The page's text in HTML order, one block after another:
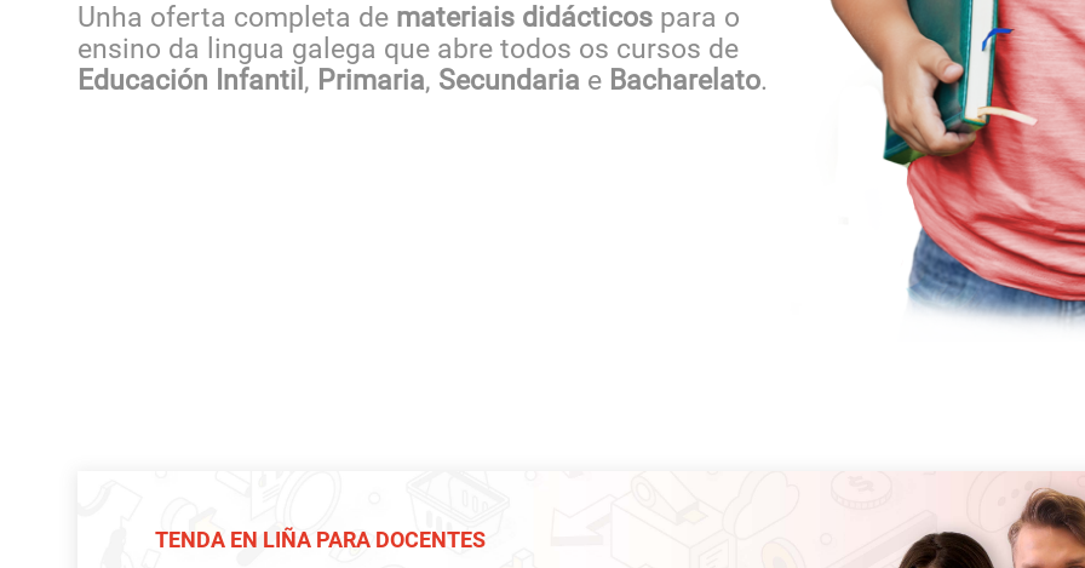
Unha oferta completa de materiais didácticos para o
ensino da lingua galega que abre todos os cursos de
Educación Infantil , Primaria, Secundaria e Bacharelato.
TENDA EN LIÑA PARA DOCENTES